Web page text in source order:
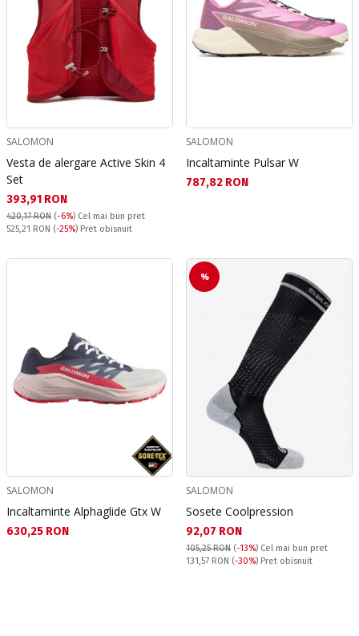
SALOMON
Vesta de alergare Active Skin 4
Set
Текуща цена:
393,91 RON
420,17 RON (-6%) Cel mai bun pret
Pret obisnuit:
525,21 RON (-25%) Pret obisnuit
SALOMON
Incaltaminte Pulsar W
Текуща цена:
787,82 RON
SALOMON
Incaltaminte Alphaglide Gtx W
Текуща цена:
630,25 RON
%
SALOMON
Sosete Coolpression
Текуща цена:
92,07 RON
105,25 RON (-13%) Cel mai bun pret
Pret obisnuit:
131,57 RON (-30%) Pret obisnuit